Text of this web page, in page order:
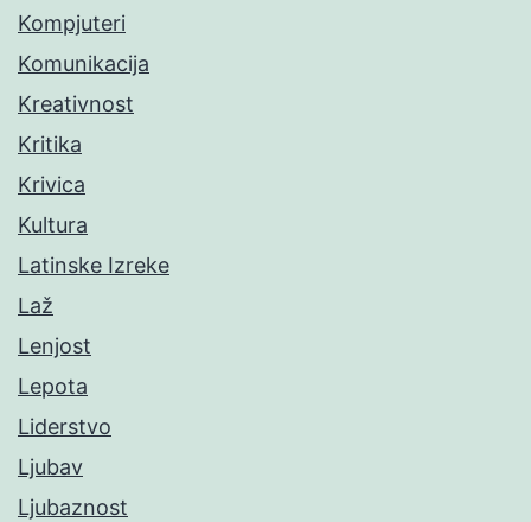
Kompjuteri
Komunikacija
Kreativnost
Kritika
Krivica
Kultura
Latinske Izreke
Laž
Lenjost
Lepota
Liderstvo
Ljubav
Ljubaznost